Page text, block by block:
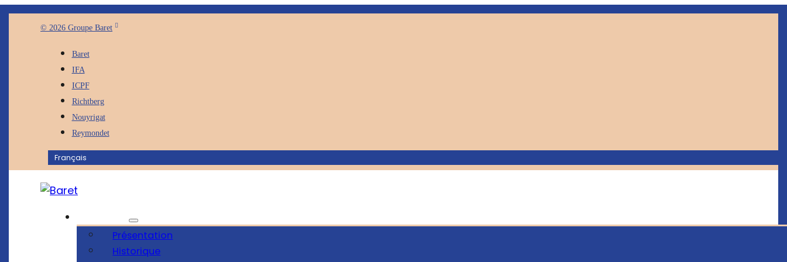
© 2026 Groupe Baret
Baret
IFA
ICPF
Richtberg
Nouyrigat
Reymondet
Français
Présentation
Historique